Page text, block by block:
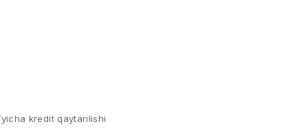
kredit qaytarilishi